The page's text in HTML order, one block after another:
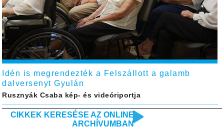
Idén is megrendezték a Felszállott a galamb
dalversenyt Gyulán
Rusznyák Csaba kép- és videóriportja
CIKKEK KERESÉSE AZ ONLINE
ARCHÍVUMBAN